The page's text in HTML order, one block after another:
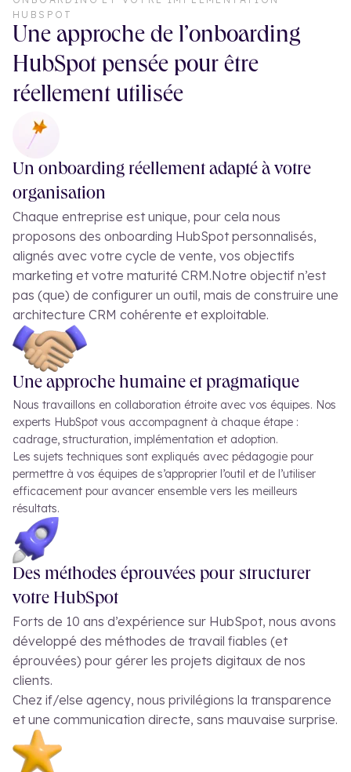
HUBSPOT
Une approche de l’onboarding
HubSpot pensée pour être
réellement utilisée
Un onboarding réellement adapté à votre
organisation
Chaque entreprise est unique, pour cela nous
proposons des onboarding HubSpot personnalisés,
alignés avec votre cycle de vente, vos objectifs
marketing et votre maturité CRM.Notre objectif n’est
pas (que) de configurer un outil, mais de construire une
architecture CRM cohérente et exploitable.
Une approche humaine et pragmatique
Nous travaillons en collaboration étroite avec vos équipes. Nos
experts HubSpot vous accompagnent à chaque étape :
cadrage, structuration, implémentation et adoption.
Les sujets techniques sont expliqués avec pédagogie pour
permettre à vos équipes de s’approprier l’outil et de l’utiliser
efficacement pour avancer ensemble vers les meilleurs
résultats.
Des méthodes éprouvées pour structurer
votre HubSpot
Forts de 10 ans d’expérience sur HubSpot, nous avons
développé des méthodes de travail fiables (et
éprouvées) pour gérer les projets digitaux de nos
clients.
Chez if/else agency, nous privilégions la transparence
et une communication directe, sans mauvaise surprise.